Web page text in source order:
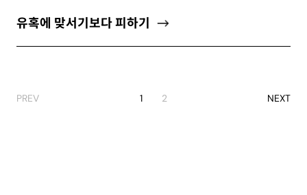
유혹에 맞서기보다 피하기
PREV 1 2 NEXT